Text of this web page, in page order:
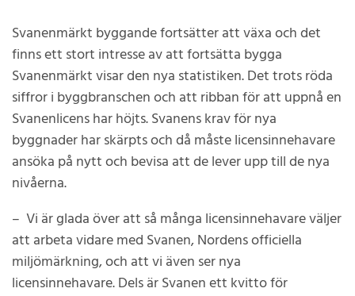
Svanenmärkt byggande fortsätter att växa och det
finns ett stort intresse av att fortsätta bygga
Svanenmärkt visar den nya statistiken. Det trots röda
siffror i byggbranschen och att ribban för att uppnå en
Svanenlicens har höjts. Svanens krav för nya
byggnader har skärpts och då måste licensinnehavare
ansöka på nytt och bevisa att de lever upp till de nya
nivåerna.
– Vi är glada över att så många licensinnehavare väljer
att arbeta vidare med Svanen, Nordens officiella
miljömärkning, och att vi även ser nya
licensinnehavare. Dels är Svanen ett kvitto för